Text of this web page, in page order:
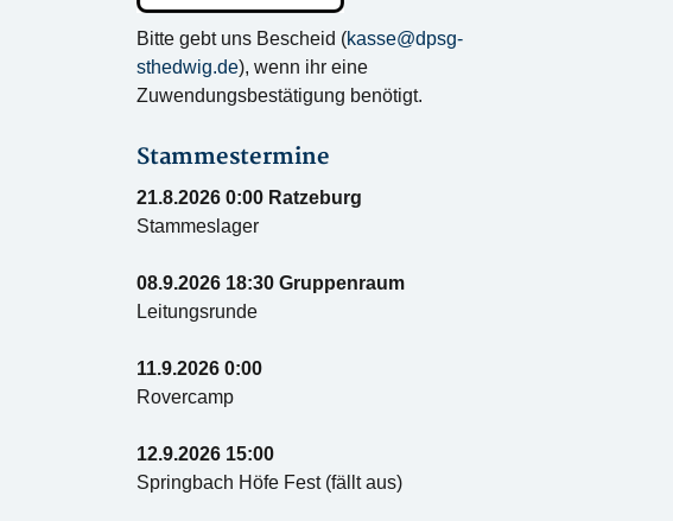
Bitte gebt uns Bescheid (kasse@dpsg-
sthedwig.de), wenn ihr eine
Zuwendungsbestätigung benötigt.
Stammestermine
21.8.2026 0:00 Ratzeburg
Stammeslager
08.9.2026 18:30 Gruppenraum
Leitungsrunde
11.9.2026 0:00
Rovercamp
12.9.2026 15:00
Springbach Höfe Fest (fällt aus)